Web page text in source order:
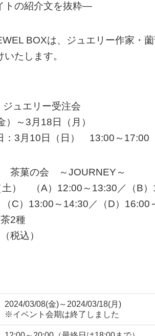
トの紹介文を抜粋—
BOXは、ジュエリー作家・
たします。
ュエリー受注会
）～3月18日（月）
：3月10日（日） 13:00～17:00
茶菓の会 ～JOURNEY～
土） （A）12:00～13:30／（B
C）13:00～14:30／（D）16:00
2種
税込）
2024/03/08(金)～2024/03/18(月)
※イベント会期は終了しました